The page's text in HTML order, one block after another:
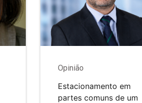
Opinião
Estacionamento em
partes comuns de um